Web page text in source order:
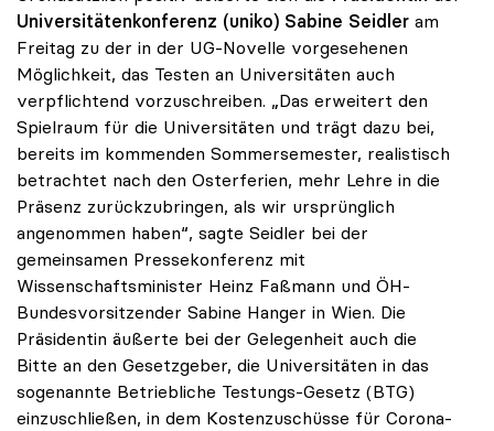
Universitätenkonferenz (uniko) Sabine Seidler am
Freitag zu der in der UG-Novelle vorgesehenen
Möglichkeit, das Testen an Universitäten auch
verpflichtend vorzuschreiben. „Das erweitert den
Spielraum für die Universitäten und trägt dazu bei,
bereits im kommenden Sommersemester, realistisch
betrachtet nach den Osterferien, mehr Lehre in die
Präsenz zurückzubringen, als wir ursprünglich
angenommen haben“, sagte Seidler bei der
gemeinsamen Pressekonferenz mit
Wissenschaftsminister Heinz Faßmann und ÖH-
Bundesvorsitzender Sabine Hanger in Wien. Die
Präsidentin äußerte bei der Gelegenheit auch die
Bitte an den Gesetzgeber, die Universitäten in das
sogenannte Betriebliche Testungs-Gesetz (BTG)
einzuschließen, in dem Kostenzuschüsse für Corona-